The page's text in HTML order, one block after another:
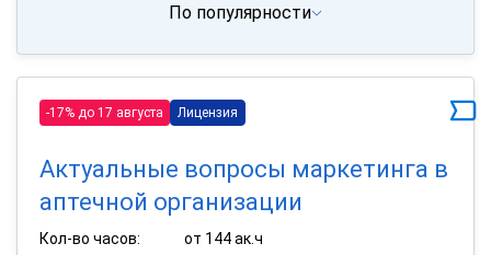
По популярности
-17% до 17 августа Лицензия
Актуальные вопросы маркетинга в
аптечной организации
Кол-во часов:
от 144 ак.ч